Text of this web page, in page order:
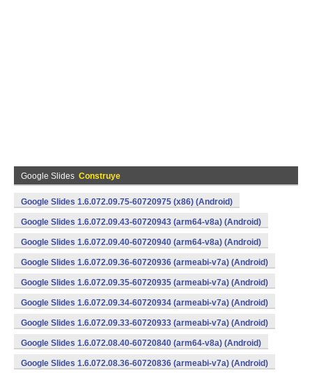
Google Slides Construye
Google Slides 1.6.072.09.75-60720975 (x86) (Android)
Google Slides 1.6.072.09.43-60720943 (arm64-v8a) (Android)
Google Slides 1.6.072.09.40-60720940 (arm64-v8a) (Android)
Google Slides 1.6.072.09.36-60720936 (armeabi-v7a) (Android)
Google Slides 1.6.072.09.35-60720935 (armeabi-v7a) (Android)
Google Slides 1.6.072.09.34-60720934 (armeabi-v7a) (Android)
Google Slides 1.6.072.09.33-60720933 (armeabi-v7a) (Android)
Google Slides 1.6.072.08.40-60720840 (arm64-v8a) (Android)
Google Slides 1.6.072.08.36-60720836 (armeabi-v7a) (Android)